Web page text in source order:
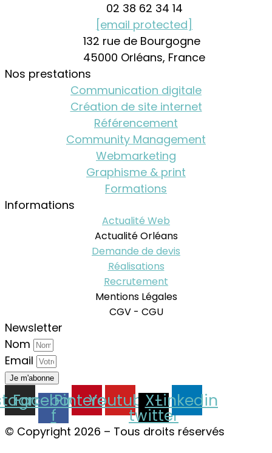
02 38 62 34 14
[email protected]
132 rue de Bourgogne
45000 Orléans, France
Nos prestations
Communication digitale
Création de site internet
Référencement
Community Management
Webmarketing
Graphisme & print
Formations
Informations
Actualité Web
Actualité Orléans
Demande de devis
Réalisations
Recrutement
Mentions Légales
CGV - CGU
Newsletter
Nom
Email
Je m'abonne
Facebook-
f
PinterestYoutubeX-
twitter
Linkedin
© Copyright 2026 – Tous droits réservés